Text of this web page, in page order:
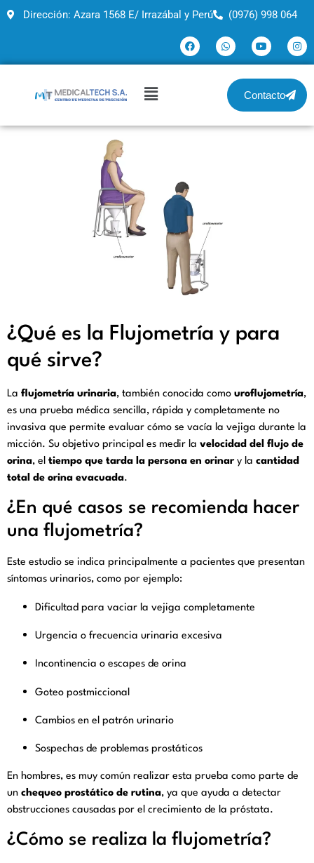
Dirección: Azara 1568 E/ Irrazábal y Perú (0976) 998 064
Contacto
¿Qué es la Flujometría y para
qué sirve?
La flujometría urinaria, también conocida como uroflujometría,
es una prueba médica sencilla, rápida y completamente no
invasiva que permite evaluar cómo se vacía la vejiga durante la
micción. Su objetivo principal es medir la velocidad del flujo de
orina, el tiempo que tarda la persona en orinary la cantidad
total de orina evacuada.
¿En qué casos se recomienda hacer
una flujometría?
Este estudio se indica principalmente a pacientes que presentan
síntomas urinarios, como por ejemplo:
Dificultad para vaciar la vejiga completamente
Urgencia o frecuencia urinaria excesiva
Incontinencia o escapes de orina
Goteo postmiccional
Cambios en el patrón urinario
Sospechas de problemas prostáticos
En hombres, es muy común realizar esta prueba como parte de
un chequeo prostático de rutina, ya que ayuda a detectar
obstrucciones causadas por el crecimiento de la próstata.
¿Cómo se realiza la flujometría?